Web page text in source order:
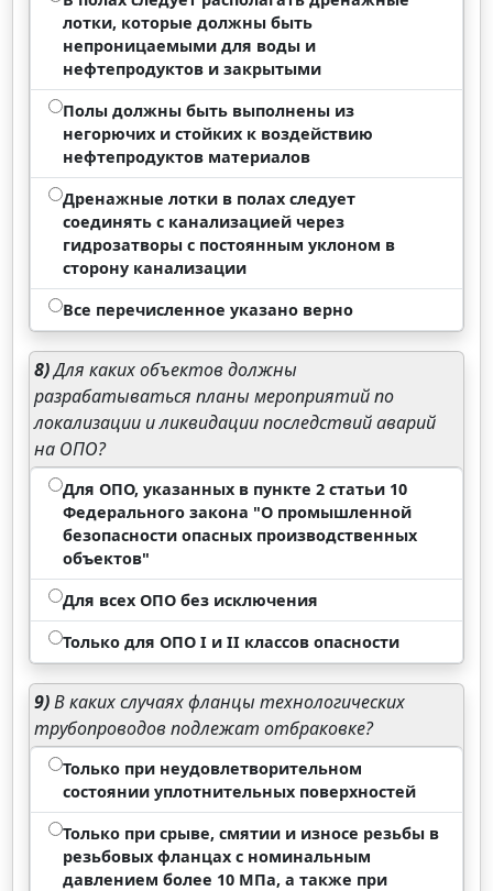
лотки, которые должны быть
непроницаемыми для воды и
нефтепродуктов и закрытыми
Полы должны быть выполнены из
негорючих и стойких к воздействию
нефтепродуктов материалов
Дренажные лотки в полах следует
соединять с канализацией через
гидрозатворы с постоянным уклоном в
сторону канализации
Все перечисленное указано верно
8)Для каких объектов должны
разрабатываться планы мероприятий по
локализации и ликвидации последствий аварий
на ОПО?
Для ОПО, указанных в пункте 2 статьи 10
Федерального закона "О промышленной
безопасности опасных производственных
объектов"
Для всех ОПО без исключения
Только для ОПО I и II классов опасности
9)В каких случаях фланцы технологических
трубопроводов подлежат отбраковке?
Только при неудовлетворительном
состоянии уплотнительных поверхностей
Только при срыве, смятии и износе резьбы в
резьбовых фланцах с номинальным
давлением более 10 МПа, а также при